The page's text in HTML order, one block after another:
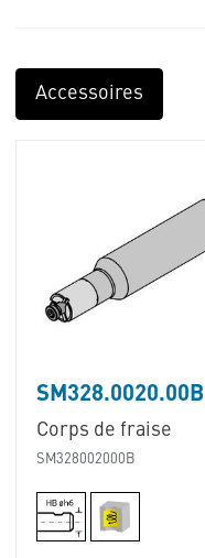
Accessoires
SM328.0020.00B
Corps de fraise
SM328002000B